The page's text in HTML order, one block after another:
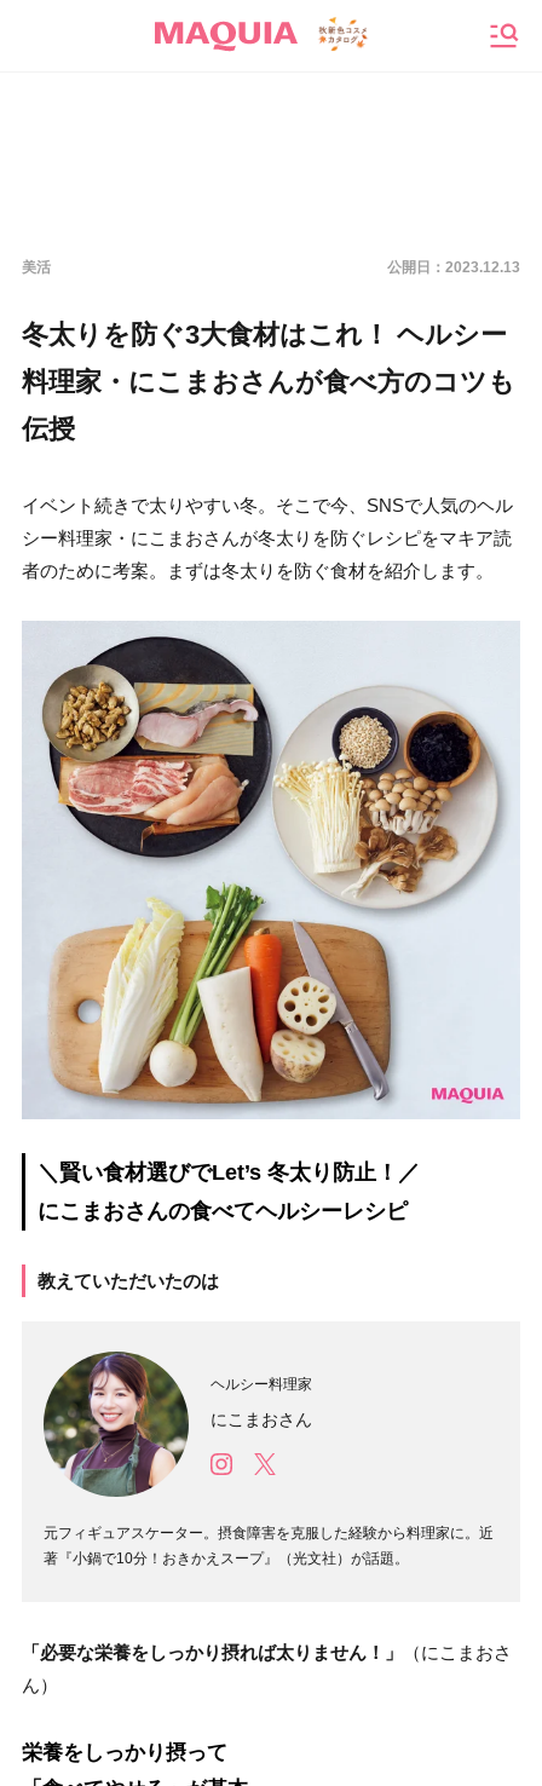
美活 公開日： 2023.12.13
冬太りを防ぐ3大食材はこれ！ ヘルシー
料理家・にこまおさんが食べ方のコツも
伝授
イベント続きで太りやすい冬。そこで今、SNSで人気のヘル
シー料理家・にこまおさんが冬太りを防ぐレシピをマキア読
者のために考案。まずは冬太りを防ぐ食材を紹介します。
＼賢い食材選びでLet’s 冬太り防止！／
にこまおさんの食べてヘルシーレシピ
教えていただいたのは
ヘルシー料理家
にこまおさん
元フィギュアスケーター。摂食障害を克服した経験から料理家に。近
著『小鍋で10分！おきかえスープ』（光文社）が話題。
「必要な栄養をしっかり摂れば太りません！」
（にこまおさ
ん）
栄養をしっかり摂って